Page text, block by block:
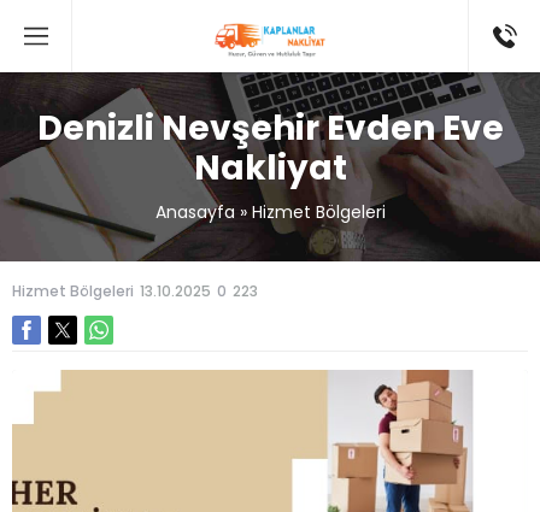
Denizli Nevşehir Evden Eve
Nakliyat
Anasayfa» Hizmet Bölgeleri
Hizmet Bölgeleri 13.10.2025 0 223